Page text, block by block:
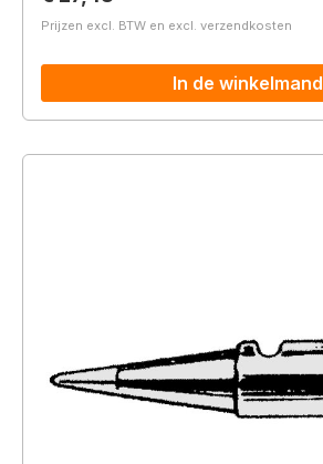
Prijzen excl. BTW en excl. verzendkosten
In de winkelmand